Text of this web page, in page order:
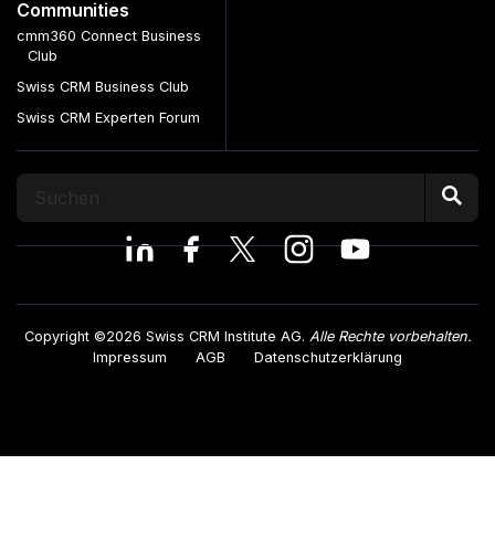
Communities
cmm360 Connect Business
Club
Swiss CRM Business Club
Swiss CRM Experten Forum
Copyright ©2026 Swiss CRM Institute AG. Alle Rechte vorbehalten.
Impressum
AGB Datenschutzerklärung